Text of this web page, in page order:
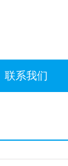
联系我们